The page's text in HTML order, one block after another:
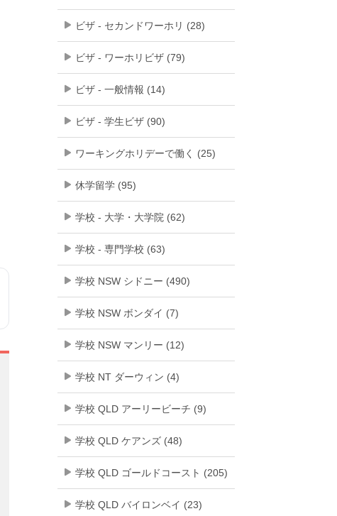
ビザ - セカンドワーホリ (28)
ビザ - ワーホリビザ (79)
ビザ - 一般情報 (14)
ビザ - 学生ビザ (90)
ワーキングホリデーで働く (25)
休学留学 (95)
学校 - 大学・大学院 (62)
学校 - 専門学校 (63)
学校 NSW シドニー (490)
学校 NSW ボンダイ (7)
学校 NSW マンリー (12)
学校 NT ダーウィン (4)
学校 QLD アーリービーチ (9)
学校 QLD ケアンズ (48)
学校 QLD ゴールドコースト (205)
学校 QLD バイロンベイ (23)